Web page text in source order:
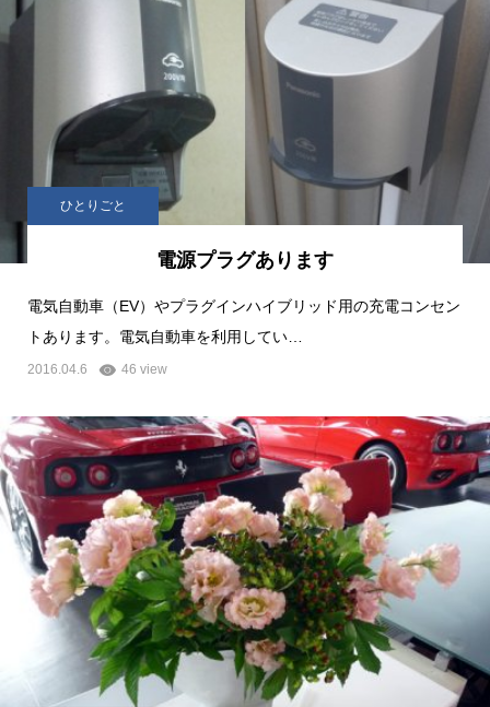
ひとりごと
電源プラグあります
電気自動車（EV）やプラグインハイブリッド用の充電コンセン
トあります。電気自動車を利用してい…
2016.04.6 46 view